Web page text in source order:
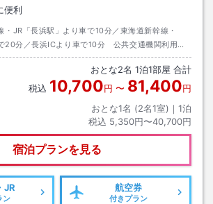
便利
・JR「長浜駅」より車で10分／東海道新幹線・
20分／長浜ICより車で10分 公共交通機関利用の
長浜駅」で下車、湖北バス木之本田村線に乗り換え
おとな2名 1泊1部屋 合計
税込 10,700円 〜 81,400円
おとな1名 (2名1室)｜ 1泊
税込 5,350円〜40,700円
宿泊プランを見る
JR
ン
航空券
付きプラン